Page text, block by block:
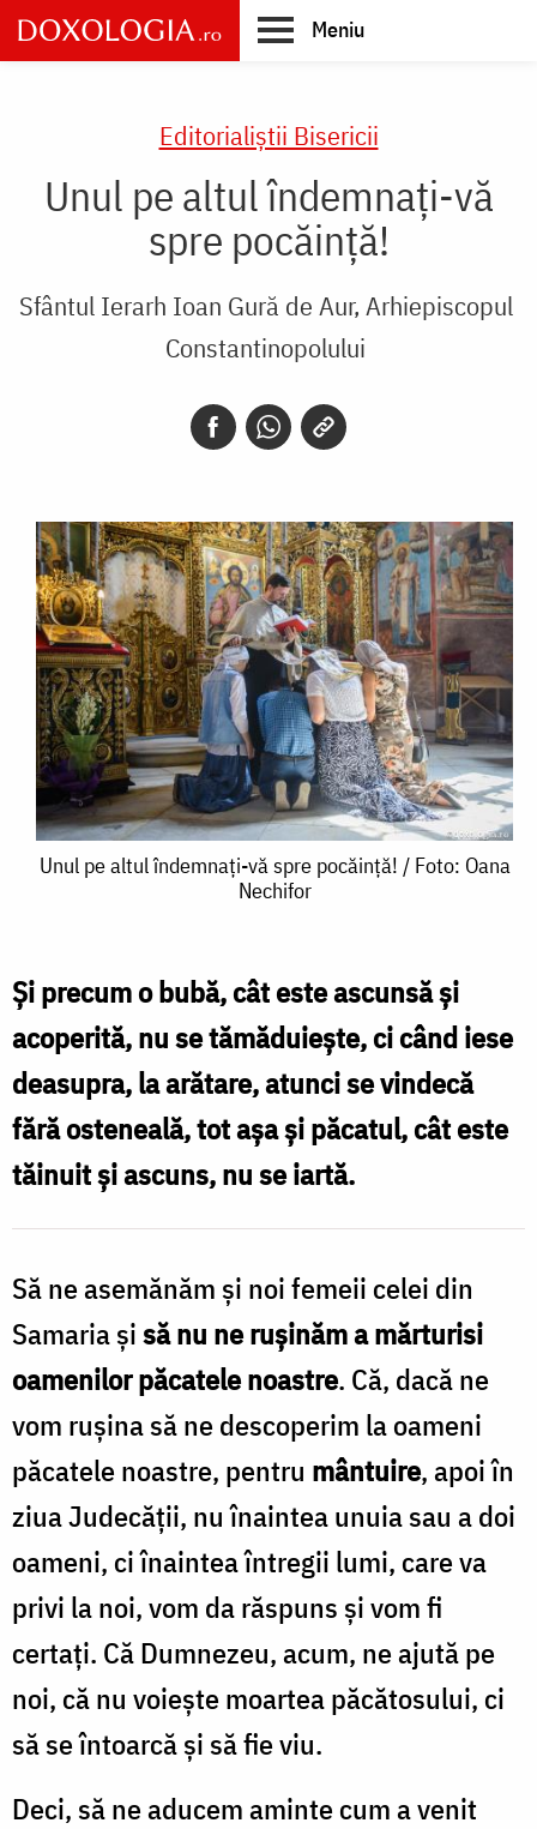
Skip
to
main
Meniu
Editorialiștii Bisericii
Unul pe altul îndemnați-vă
spre pocăință!
Sfântul Ierarh Ioan Gură de Aur, Arhiepiscopul
Constantinopolului
Unul
îndemnați-
vă
spre
pocăință!
/
Oana
Nechifor
Unul pe altul îndemnați-vă spre pocăință! / Foto: Oana
Nechifor
Și precum o bubă, cât este ascunsă și
acoperită, nu se tămăduiește, ci când iese
deasupra, la arătare, atunci se vindecă
fără osteneală, tot așa și păcatul, cât este
tăinuit și ascuns, nu se iartă.
Să ne asemănăm şi noi femeii celei din
Samaria şisă nu ne ruşinăm a mărturisi
oamenilor păcatele noastre. Că, dacă ne
vom ruşina să ne descoperim la oameni
păcatele noastre, pentru mântuire, apoi în
ziua Judecăţii, nu înaintea unuia sau a doi
oameni, ci înaintea întregii lumi, care va
privi la noi, vom da răspuns şi vom fi
certaţi. Că Dumnezeu, acum, ne ajută pe
noi, că nu voieşte moartea păcătosului, ci
să se întoarcă şi să fie viu.
Deci, să ne aducem aminte cum a venit